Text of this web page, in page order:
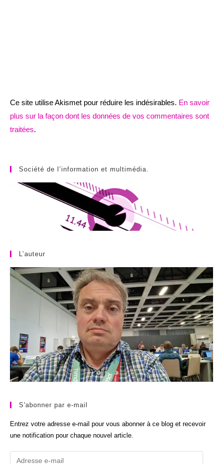
Ce site utilise Akismet pour réduire les indésirables. En savoir
plus sur la façon dont les données de vos commentaires sont
traitées.
Société de l’information et multimédia.
L’auteur
S'abonner par e-mail
Entrez votre adresse e-mail pour vous abonner à ce blog et recevoir
une notification pour chaque nouvel article.
Adresse